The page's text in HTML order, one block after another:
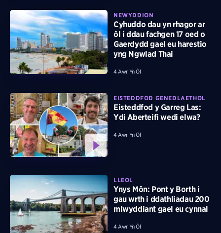
NEWYDDION
Cyhuddo dau yn rhagor ar
ôl i ddau fachgen 17 oed o
Gaerdydd gael eu harestio
yng Ngwlad Thai
4 Awr Yn Ôl
EISTEDDFOD GENEDLAETHOL
Eisteddfod y Garreg Las:
Ydi Aberteifi wedi elwa?
4 Awr Yn Ôl
LLEOL
Ynys Môn: Pont y Borth i
gau wrth i ddathliadau 200
mlwyddiant gael eu cynnal
4 Awr Yn Ôl